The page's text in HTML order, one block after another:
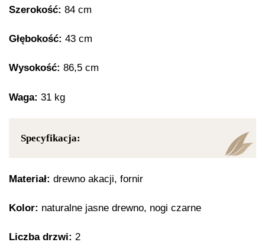
Szerokość: 84 cm
Głębokość: 43 cm
Wysokość: 86,5 cm
Waga: 31 kg
Specyfikacja:
Materiał: drewno akacji, fornir
Kolor: naturalne jasne drewno, nogi czarne
Liczba drzwi: 2